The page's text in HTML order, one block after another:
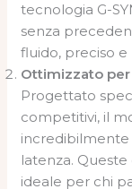
tecnologia G-
senza
fluido, preciso e
Ottimizzato
Progettato
competitivi, il
incredibilmente
latenza.
ideale per chi